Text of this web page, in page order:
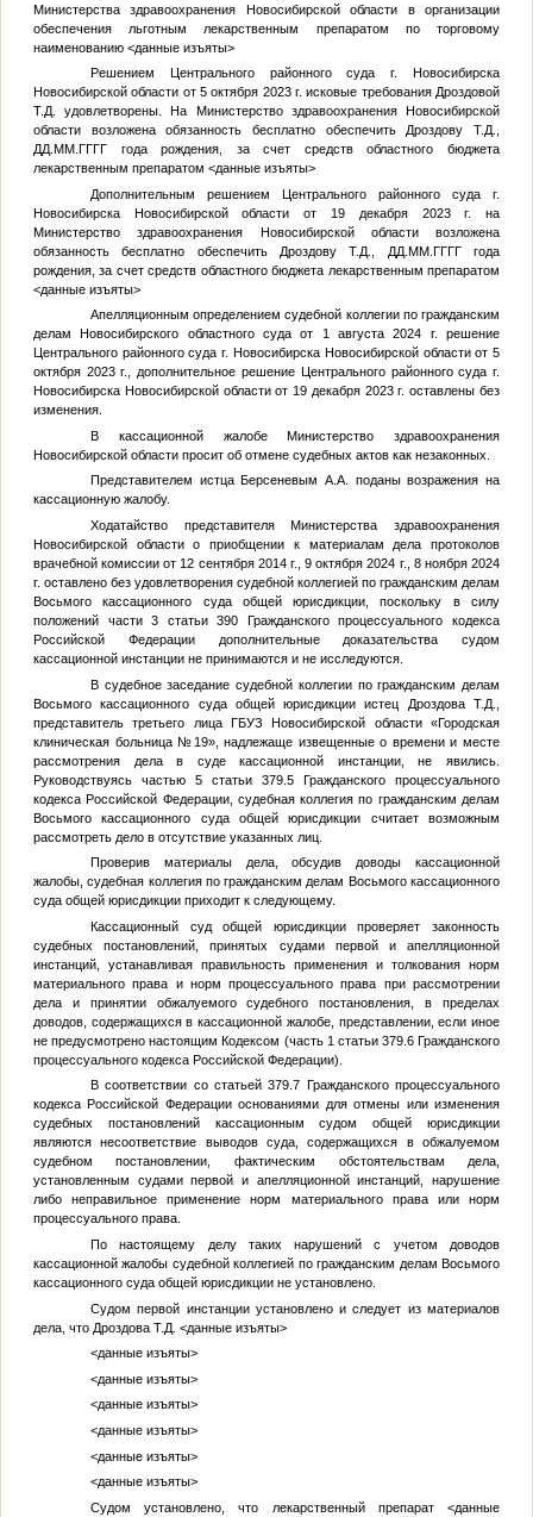
Министерства здравоохранения Новосибирской области в организации
обеспечения льготным лекарственным препаратом по торговому
наименованию <данные изъяты>
Решением Центрального районного суда г. Новосибирска
Новосибирской области от 5 октября 2023 г. исковые требования Дроздовой
Т.Д. удовлетворены. На Министерство здравоохранения Новосибирской
области возложена обязанность бесплатно обеспечить Дроздову Т.Д.,
ДД.ММ.ГГГГгода рождения, за счет средств областного бюджета
лекарственным препаратом <данные изъяты>
Дополнительным решением Центрального районного суда г.
Новосибирска Новосибирской области от 19 декабря 2023 г. на
Министерство здравоохранения Новосибирской области возложена
обязанность бесплатно обеспечить Дроздову Т.Д.,
ДД.ММ.ГГГГгода
рождения, за счет средств областного бюджета лекарственным препаратом
<данные изъяты>
Апелляционным определением судебной коллегии по гражданским
делам Новосибирского областного суда от 1 августа 2024 г. решение
Центрального районного суда г. Новосибирска Новосибирской области от 5
октября 2023 г., дополнительное решение Центрального районного суда г.
Новосибирска Новосибирской области от 19 декабря 2023 г. оставлены без
изменения.
В кассационной жалобе Министерство здравоохранения
Новосибирской области просит об отмене судебных актов как незаконных.
Представителем истца Берсеневым А.А. поданы возражения на
кассационную жалобу.
Ходатайство представителя Министерства здравоохранения
Новосибирской области о приобщении к материалам дела протоколов
врачебной комиссии от 12 сентября 2014 г., 9 октября 2024 г., 8 ноября 2024
г. оставлено без удовлетворения судебной коллегией по гражданским делам
Восьмого кассационного суда общей юрисдикции, поскольку в силу
положений части 3 статьи 390 Гражданского процессуального кодекса
Российской Федерации дополнительные доказательства судом
кассационной инстанции не принимаются и не исследуются.
В судебное заседание судебной коллегии по гражданским делам
Восьмого кассационного суда общей юрисдикции истец Дроздова Т.Д.,
представитель третьего лица ГБУЗ Новосибирской области «Городская
клиническая больница №19», надлежаще извещенные о времени и месте
рассмотрения дела в суде кассационной инстанции, не явились.
Руководствуясь частью 5 статьи 379.5 Гражданского процессуального
кодекса Российской Федерации, судебная коллегия по гражданским делам
Восьмого кассационного суда общей юрисдикции считает возможным
рассмотреть дело в отсутствие указанных лиц.
Проверив материалы дела, обсудив доводы кассационной
жалобы, судебная коллегия по гражданским делам Восьмого кассационного
суда общей юрисдикции приходит к следующему.
Кассационный суд общей юрисдикции проверяет законность
судебных постановлений, принятых судами первой и апелляционной
инстанций, устанавливая правильность применения и толкования норм
материального права и норм процессуального права при рассмотрении
дела и принятии обжалуемого судебного постановления, в пределах
доводов, содержащихся в кассационной жалобе, представлении, если иное
не предусмотрено настоящим Кодексом (часть 1 статьи 379.6 Гражданского
процессуального кодекса Российской Федерации).
В соответствии со статьей 379.7 Гражданского процессуального
кодекса Российской Федерации основаниями для отмены или изменения
судебных постановлений кассационным судом общей юрисдикции
являются несоответствие выводов суда, содержащихся в обжалуемом
судебном постановлении, фактическим обстоятельствам дела,
установленным судами первой и апелляционной инстанций, нарушение
либо неправильное применение норм материального права или норм
процессуального права.
По настоящему делу таких нарушений с учетом доводов
кассационной жалобы судебной коллегией по гражданским делам Восьмого
кассационного суда общей юрисдикции не установлено.
Судом первой инстанции установлено и следует из материалов
дела, что Дроздова Т.Д. <данные изъяты>
<данные изъяты>
<данные изъяты>
<данные изъяты>
<данные изъяты>
<данные изъяты>
<данные изъяты>
Судом установлено, что лекарственный препарат<данные